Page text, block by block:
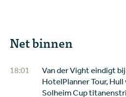
Net binnen
18:01
Van der Vight eindigt
HotelPlanner Tour,
Solheim Cup